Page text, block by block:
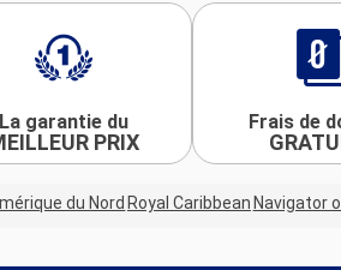
La garantie du
PRIX
Frais de
du Nord Royal Caribbean Navigator